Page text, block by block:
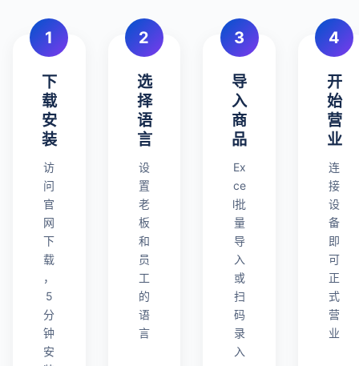
1
下
载
安
装
访
问
官
网
下
载
，
5
分
钟
安
2
选
择
语
言
设
置
老
板
和
员
工
的
语
言
3
导
入
商
品
Ex
ce
l批
量
导
入
或
扫
码
录
入
4
开
始
营
业
连
接
设
备
即
可
正
式
营
业